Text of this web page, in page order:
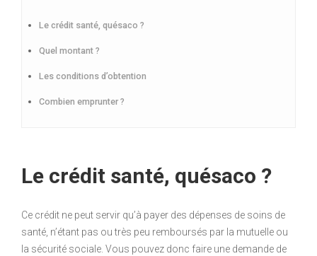
Le crédit santé, quésaco ?
Quel montant ?
Les conditions d’obtention
Combien emprunter ?
Le crédit santé, quésaco ?
Ce crédit ne peut servir qu’à payer des dépenses de soins de
santé, n’étant pas ou très peu remboursés par la mutuelle ou
la sécurité sociale. Vous pouvez donc faire une demande de